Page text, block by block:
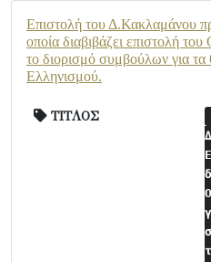
Επιστολή του Δ.Κακλαμάνου
οποία διαβιβάζει επιστολή
το διορισμό συμβούλων για
Ελληνισμού.
ΤΙΤΛΟΣ